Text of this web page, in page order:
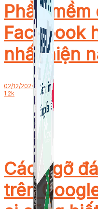
Phần
Facebook
nhất hiện
02/12/2024
1.2k
Cách gỡ
trên